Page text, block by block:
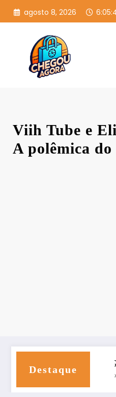
Pular
para
conteúdo
agosto 8, 2026
Viih Tube e
A polêmica do
Destaque
Guia Completo e
Fit&Furry é Boa?